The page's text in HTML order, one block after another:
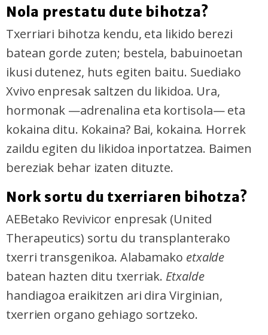
Nola prestatu dute bihotza?
Txerriari bihotza kendu, eta likido berezi
batean gorde zuten; bestela, babuinoetan
ikusi dutenez, huts egiten baitu. Suediako
Xvivo enpresak saltzen du likidoa. Ura,
hormonak —adrenalina eta kortisola— eta
kokaina ditu. Kokaina? Bai, kokaina. Horrek
zaildu egiten du likidoa inportatzea. Baimen
bereziak behar izaten dituzte.
Nork sortu du txerriaren bihotza?
AEBetako Revivicor enpresak (United
Therapeutics) sortu du transplanterako
txerri transgenikoa. Alabamako etxalde
batean hazten ditu txerriak. Etxalde
handiagoa eraikitzen ari dira Virginian,
txerrien organo gehiago sortzeko.